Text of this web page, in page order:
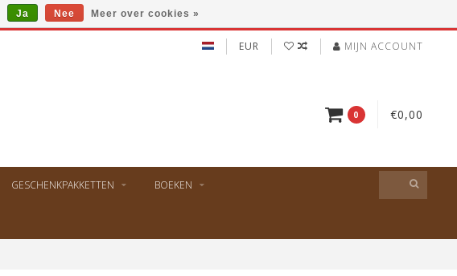
EUR MIJN ACCOUNT
0 €0,00
GESCHENKPAKKETTEN BOEKEN
Ja Nee Meer over cookies »